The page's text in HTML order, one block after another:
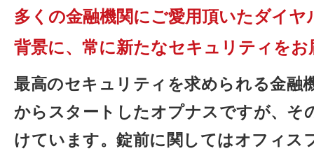
会社案内
アクセス
サイトマップ
多くの金融機関にご愛用頂いたダイ
背景に、常に新たなセキュリティをお
最高のセキュリティを求められる金融
からスタートしたオプナスですが、そ
けています。錠前に関してはオフィス